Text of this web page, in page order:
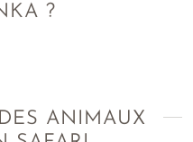
?
évoquer le seigneur des
au Sri Lanka, sur cette
ANIMAUX